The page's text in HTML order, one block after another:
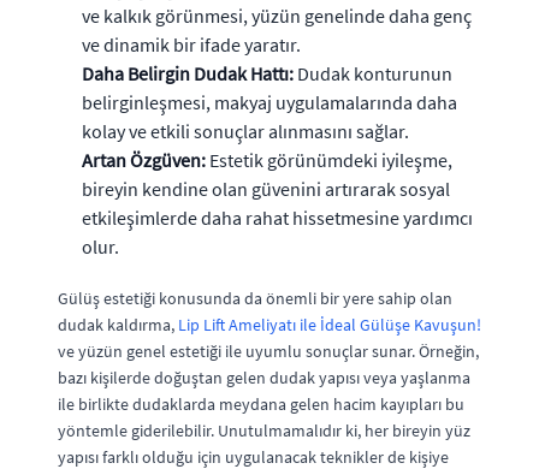
ve kalkık görünmesi, yüzün genelinde daha genç
ve dinamik bir ifade yaratır.
Daha Belirgin Dudak Hattı: Dudak konturunun
belirginleşmesi, makyaj uygulamalarında daha
kolay ve etkili sonuçlar alınmasını sağlar.
Artan Özgüven: Estetik görünümdeki iyileşme,
bireyin kendine olan güvenini artırarak sosyal
etkileşimlerde daha rahat hissetmesine yardımcı
olur.
Gülüş estetiği konusunda da önemli bir yere sahip olan
dudak kaldırma, Lip Lift Ameliyatı ile İdeal Gülüşe Kavuşun!
ve yüzün genel estetiği ile uyumlu sonuçlar sunar. Örneğin,
bazı kişilerde doğuştan gelen dudak yapısı veya yaşlanma
ile birlikte dudaklarda meydana gelen hacim kayıpları bu
yöntemle giderilebilir. Unutulmamalıdır ki, her bireyin yüz
yapısı farklı olduğu için uygulanacak teknikler de kişiye